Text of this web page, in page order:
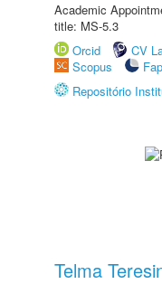
Academic
title: MS-5.3
Orcid
CV
Scopus
Repositório
Telma